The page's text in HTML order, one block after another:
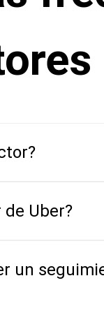
Uber?
un